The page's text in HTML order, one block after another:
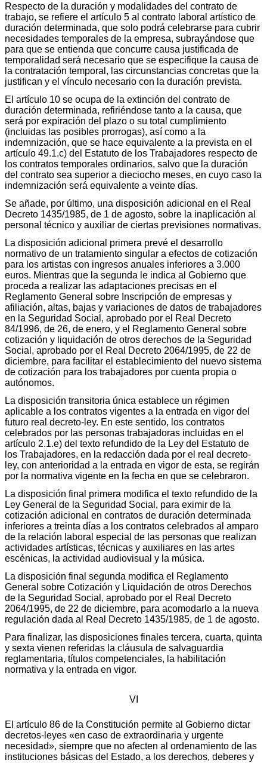
Respecto de la duración y modalidades del contrato de
trabajo, se refiere el artículo 5 al contrato laboral artístico de
duración determinada, que solo podrá celebrarse para cubrir
necesidades temporales de la empresa, subrayándose que
para que se entienda que concurre causa justificada de
temporalidad será necesario que se especifique la causa de
la contratación temporal, las circunstancias concretas que la
justifican y el vínculo necesario con la duración prevista.
El artículo 10 se ocupa de la extinción del contrato de
duración determinada, refiriéndose tanto a la causa, que
será por expiración del plazo o su total cumplimiento
(incluidas las posibles prorrogas), así como a la
indemnización, que se hace equivalente a la prevista en el
artículo 49.1.c) del Estatuto de los Trabajadores respecto de
los contratos temporales ordinarios, salvo que la duración
del contrato sea superior a dieciocho meses, en cuyo caso la
indemnización será equivalente a veinte días.
Se añade, por último, una disposición adicional en el Real
Decreto 1435/1985, de 1 de agosto, sobre la inaplicación al
personal técnico y auxiliar de ciertas previsiones normativas.
La disposición adicional primera prevé el desarrollo
normativo de un tratamiento singular a efectos de cotización
para los artistas con ingresos anuales inferiores a 3.000
euros. Mientras que la segunda le indica al Gobierno que
proceda a realizar las adaptaciones precisas en el
Reglamento General sobre Inscripción de empresas y
afiliación, altas, bajas y variaciones de datos de trabajadores
en la Seguridad Social, aprobado por el Real Decreto
84/1996, de 26, de enero, y el Reglamento General sobre
cotización y liquidación de otros derechos de la Seguridad
Social, aprobado por el Real Decreto 2064/1995, de 22 de
diciembre, para facilitar el establecimiento del nuevo sistema
de cotización para los trabajadores por cuenta propia o
autónomos.
La disposición transitoria única establece un régimen
aplicable a los contratos vigentes a la entrada en vigor del
futuro real decreto-ley. En este sentido, los contratos
celebrados por las personas trabajadoras incluidas en el
artículo 2.1.e) del texto refundido de la Ley del Estatuto de
los Trabajadores, en la redacción dada por el real decreto-
ley, con anterioridad a la entrada en vigor de esta, se regirán
por la normativa vigente en la fecha en que se celebraron.
La disposición final primera modifica el texto refundido de la
Ley General de la Seguridad Social, para eximir de la
cotización adicional en contratos de duración determinada
inferiores a treinta días a los contratos celebrados al amparo
de la relación laboral especial de las personas que realizan
actividades artísticas, técnicas y auxiliares en las artes
escénicas, la actividad audiovisual y la música.
La disposición final segunda modifica el Reglamento
General sobre Cotización y Liquidación de otros Derechos
de la Seguridad Social, aprobado por el Real Decreto
2064/1995, de 22 de diciembre, para acomodarlo a la nueva
regulación dada al Real Decreto 1435/1985, de 1 de agosto.
Para finalizar, las disposiciones finales tercera, cuarta, quinta
y sexta vienen referidas la cláusula de salvaguardia
reglamentaria, títulos competenciales, la habilitación
normativa y la entrada en vigor.
VI
El artículo 86 de la Constitución permite al Gobierno dictar
decretos-leyes «en caso de extraordinaria y urgente
necesidad», siempre que no afecten al ordenamiento de las
instituciones básicas del Estado, a los derechos, deberes y